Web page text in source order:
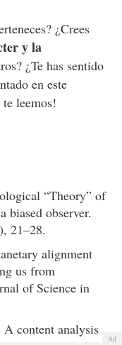
¿Crees
y la
¿Te has sentido
en este
leemos!
“Theory” of
biased observer.
21–28.
alignment
us from
of Science in
content analysis
Ad